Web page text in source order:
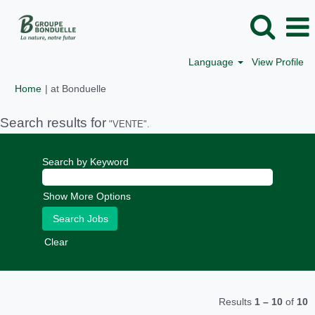
Language View Profile
Home | at Bonduelle
Search results for "VENTE".
Search by Keyword
Show More Options
Clear
Results 1 – 10 of 10